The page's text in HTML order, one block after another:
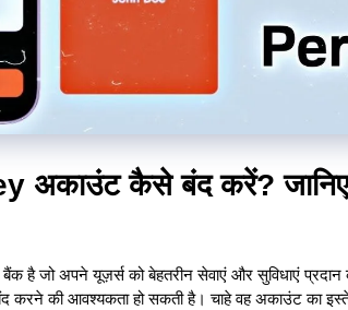
अकाउंट कैसे बंद करें? जानिए
है जो अपने यूज़र्स को बेहतरीन सेवाएं और सुविधाएं प्रदान
की आवश्यकता हो सकती है। चाहे वह अकाउंट का